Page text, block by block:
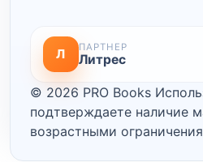
Л ПАРТНЕР
Литрес
© 2026 PRO Books
подтверждаете наличие
возрастными